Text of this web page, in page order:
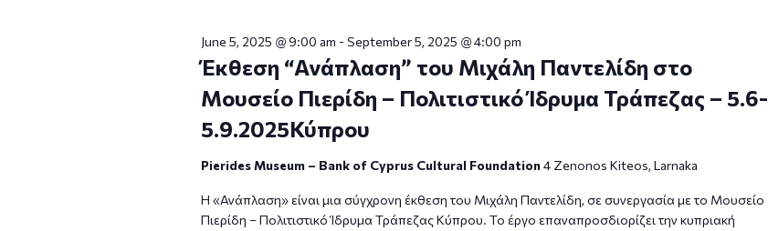
Έκθεση “Ανάπλαση” του Μιχάλη Παντελίδη στο
Μουσείο Πιερίδη – Πολιτιστικό Ίδρυμα Τράπεζας – 5.6-
5.9.2025Κύπρου
June 5, 2025 @ 9:00 am - September 5, 2025 @ 4:00 pm
Pierides Museum – Bank of Cyprus Cultural Foundation4 Zenonos Kiteos, Larnaka
Η «Ανάπλαση» είναι μια σύγχρονη έκθεση του Μιχάλη Παντελίδη, σε συνεργασία με το Μουσείο
Πιερίδη – Πολιτιστικό Ίδρυμα Τράπεζας Κύπρου. Το έργο επαναπροσδιορίζει την κυπριακή